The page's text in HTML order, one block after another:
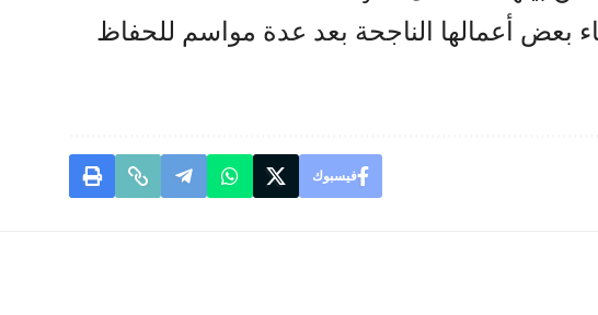
بعض أعمالها الناجحة بعد عدة مواسم للحفاظ
فيسبوك